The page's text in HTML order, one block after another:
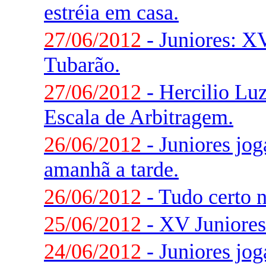
estréia em casa.
27/06/2012 - Juniores:
Tubarão.
27/06/2012 - Hercilio
Escala de Arbitragem.
26/06/2012 - Juniores
amanhã a tarde.
26/06/2012 - Tudo certo
25/06/2012 - XV
24/06/2012 - Juniores